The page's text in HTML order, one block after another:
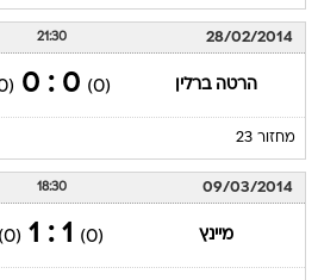
28/02/2014
21:30
הרטה ברלין (0)
0 : 0
(0)
מחזור 23
09/03/2014
18:30
מיינץ (0)
1 : 1
(0)